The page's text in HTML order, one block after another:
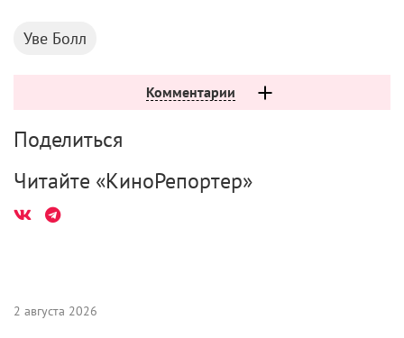
Уве Болл
Комментарии
Поделиться
Читайте «КиноРепортер»
2 августа 2026